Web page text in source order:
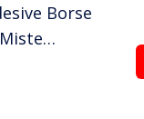
Borse
Materiale